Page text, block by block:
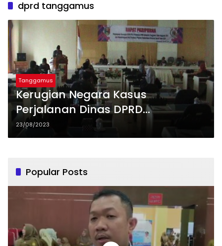
dprd tanggamus
Tanggamus
Kerugian Negara Kasus
Perjalanan Dinas DPRD
Tanggamus Tembus Rp9 Miliar
23/08/2023
Popular Posts